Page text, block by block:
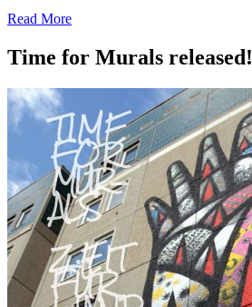
Read More
Time for Murals released!